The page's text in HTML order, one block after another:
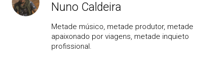
Nuno Caldeira
Metade músico, metade produtor, metade
apaixonado por viagens, metade inquieto
profissional.